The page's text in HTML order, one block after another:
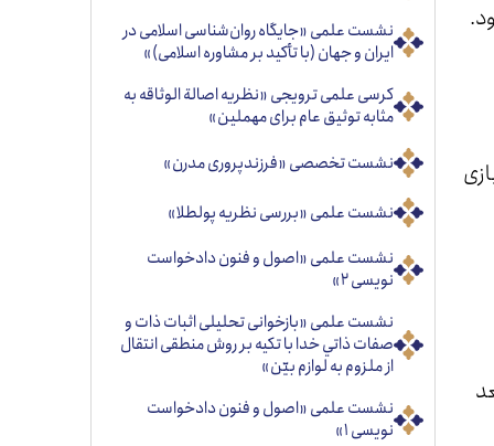
نشست علمی «جایگاه روان‌شناسی اسلامی در
ایران و جهان (با تأکید بر مشاوره اسلامی)»
کرسی علمی ترویجی «نظریه اصالة الوثاقه به
مثابه توثیق عام برای مهملین»
نشست تخصصی «فرزندپروری مدرن»
نشست علمی «بررسی نظریه پولطلا»
نشست علمی «اصول و فنون دادخواست
نویسی ۲»
نشست علمی «بازخوانی تحليلی اثبات ذات و
صفات ذاتي خدا با تكيه بر روش منطقی انتقال
از ملزوم به لوازم بيّن»
نشست علمی «اصول و فنون دادخواست
نویسی ۱»